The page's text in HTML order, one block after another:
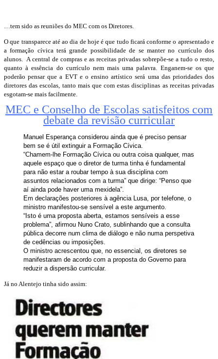
…tem sido as reuniões do MEC com os Diretores.
O que transparece até ao dia de hoje é que tudo ficará conforme o apresentado e
a formação cívica terá grande possibilidade de se manter no currículo dos
alunos. A central de compras e as receitas privadas sobrepõe-se a tudo o resto,
quanto à essência do currículo nem mais uma palavra. Enganem-se os que
poderão pensar que a EVT e o ensino artístico será uma das prioridades dos
diretores das escolas, tanto mais que com estas disciplinas as receitas privadas
esgotam-se mais facilmente.
MEC e Conselho de Escolas satisfeitos com
debate da revisão curricular
Manuel Esperança considerou ainda que é preciso pensar
bem se é útil extinguir a Formação Cívica.
“Chamem-lhe Formação Cívica ou outra coisa qualquer, mas
aquele espaço que o diretor de turma tinha é fundamental
para não estar a roubar tempo à sua disciplina com
assuntos relacionados com a turma” que dirige: “Penso que
aí ainda pode haver uma mexidela”.
Em declarações posteriores à agência Lusa, por telefone, o
ministro manifestou-se sensível a este argumento.
“Isto é uma proposta aberta, estamos sensíveis a esse
problema”, afirmou Nuno Crato, sublinhando que a consulta
pública decorre num clima de diálogo e não numa perspetiva
de cedências ou imposições.
O ministro acrescentou que, no essencial, os diretores se
manifestaram de acordo com a proposta do Governo para
reduzir a dispersão curricular.
Já no Alentejo tinha sido assim: